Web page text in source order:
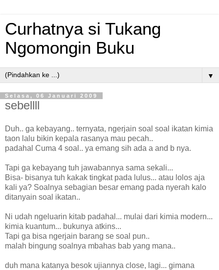
Curhatnya si Tukang
Ngomongin Buku
▼
Selasa, 06 Januari 2009
sebellll
Duh.. ga kebayang.. ternyata, ngerjain soal soal ikatan kimia
taon lalu bikin kepala rasanya mau pecah..
padahal Cuma 4 soal.. ya emang sih ada a and b nya.
Tapi ga kebayang tuh jawabannya sama sekali...
Bisa- bisanya tuh kakak tingkat pada lulus... atau lolos aja
kali ya? Soalnya sebagian besar emang pada nyerah kalo
ditanyain soal ikatan..
Ni udah ngeluarin kitab padahal... mulai dari kimia modern...
kimia kuantum... bukunya atkins...
Tapi ga bisa ngerjain barang se soal pun..
malah bingung soalnya mbahas bab yang mana..
duh mana katanya besok ujiannya close, lagi... gimana